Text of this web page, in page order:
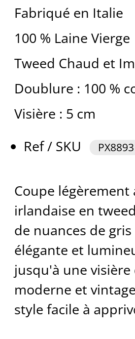
Fabriqué en Italie
100 % Laine Vierge
Tweed Chaud et
Doublure : 100 %
Visière : 5 cm
Ref / SKU
PX8893
Coupe
irlandaise en
de nuances de
élégante et
jusqu'à une
moderne et
style facile à